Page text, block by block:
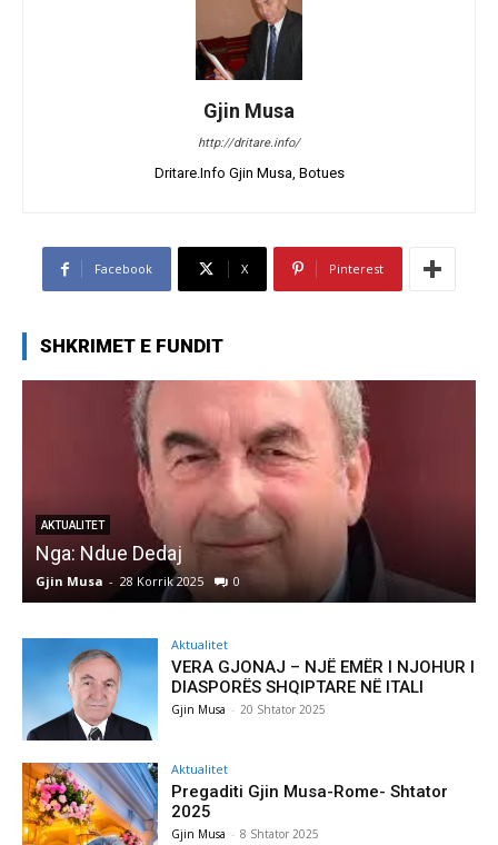
Gjin Musa
http://dritare.info/
Dritare.Info Gjin Musa, Botues
Facebook X Pinterest
SHKRIMET E FUNDIT
AKTUALITET
Nga: Ndue Dedaj
Gjin Musa - 28 Korrik 2025 0
Aktualitet
VERA GJONAJ – NJË EMËR I NJOHUR I
DIASPORËS SHQIPTARE NË ITALI
Gjin Musa - 20 Shtator 2025
Aktualitet
Pregaditi Gjin Musa-Rome- Shtator
2025
Gjin Musa - 8 Shtator 2025